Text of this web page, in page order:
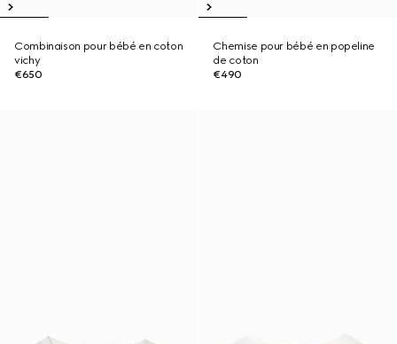
Combinaison pour bébé en coton
vichy
€650
Chemise pour bébé en popeline
de coton
€490